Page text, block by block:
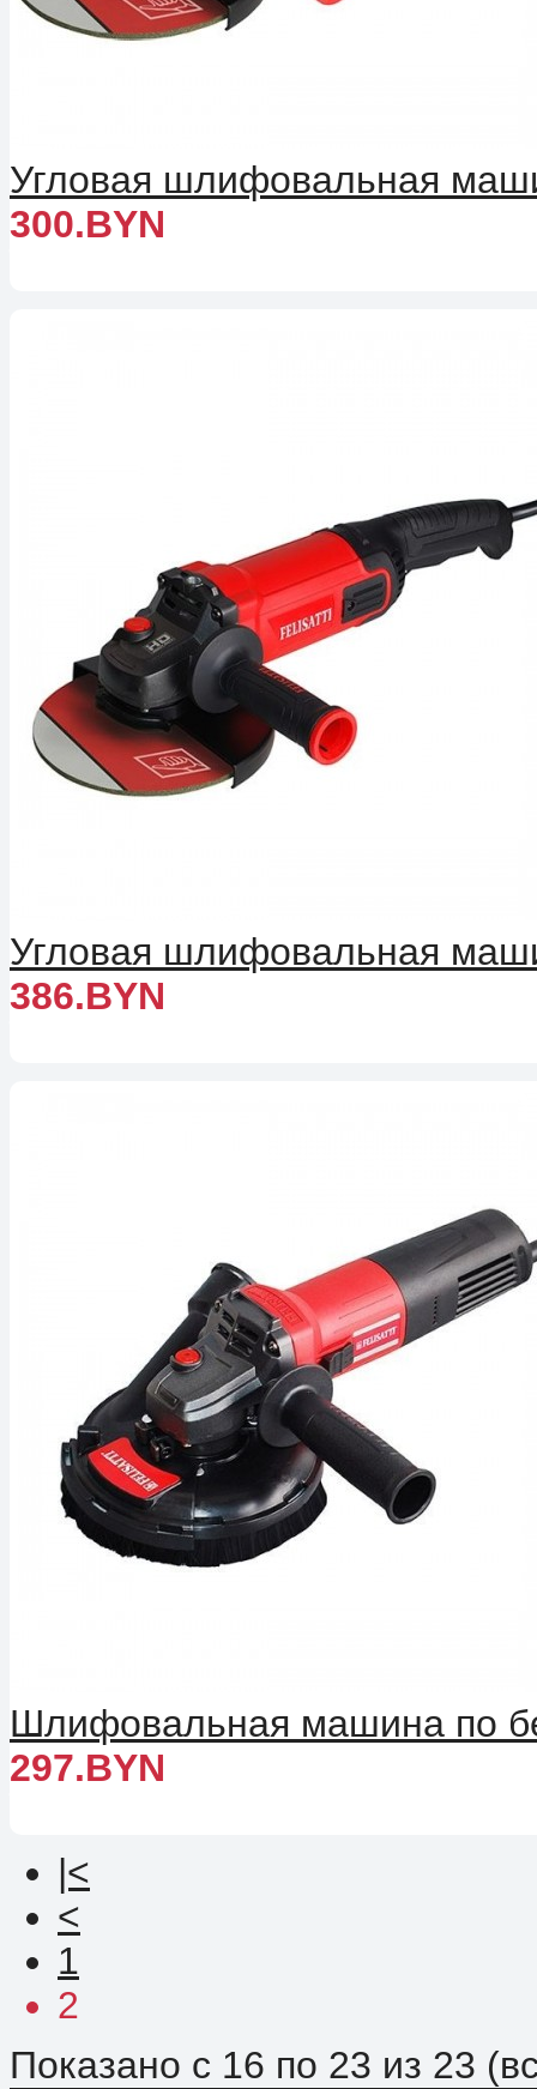
Угловая шлифовальная
300.BYN
Угловая шлифовальная
386.BYN
Шлифовальная машина по
297.BYN
|<
<
1
2
Показано с 16 по 23 из 23